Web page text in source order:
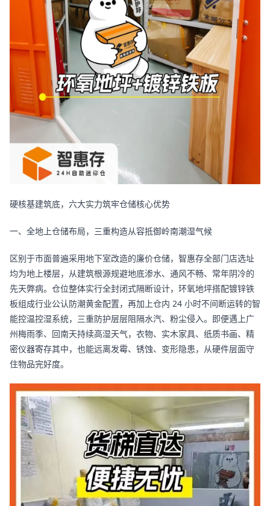
硬核基建筑底，六大实力筑牢仓储核心优势
一、全地上仓储布局，三重构造从容抵御岭南潮湿气候
区别于市面普遍采用地下室改造的廉价仓储，智惠存全部门店选址
均为地上楼层，从建筑根源规避地底渗水、通风不畅、常年阴冷的
先天弊病。仓位整体实行全封闭式隔断设计，环氧地坪搭配镀锌铁
板组成行业公认防潮黄金配置，再加上仓内 24 小时不间断运转的智
能控温控湿系统，三重防护层层阻隔水汽、粉尘侵入。即便遇上广
州梅雨季、回南天持续高湿天气，衣物、实木家具、纸质书画、精
密仪器寄存其中，也能远离发霉、锈蚀、变形隐患，从硬件层面守
住物品完好度。